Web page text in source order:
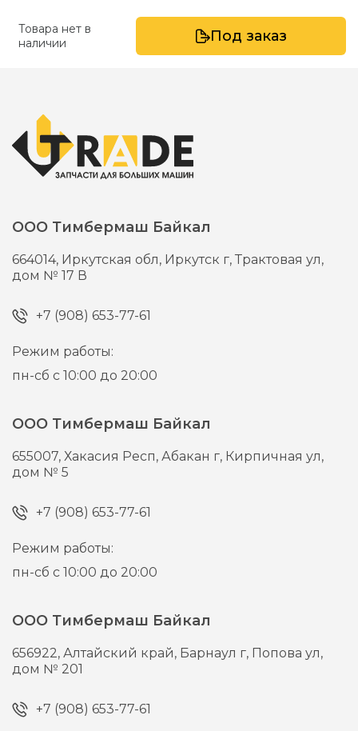
Товара нет в
наличии
Под заказ
ООО Тимбермаш Байкал
664014, Иркутская обл, Иркутск г,Трактовая ул,
дом № 17 В
+7 (908) 653-77-61
Режим работы:
пн-сб с 10:00 до 20:00
ООО Тимбермаш Байкал
655007,Хакасия Респ, Абакан г, Кирпичная ул,
дом № 5
+7 (908) 653-77-61
Режим работы:
пн-сб с 10:00 до 20:00
ООО Тимбермаш Байкал
656922,Алтайский край, Барнаул г, Попова ул,
дом № 201
+7 (908) 653-77-61